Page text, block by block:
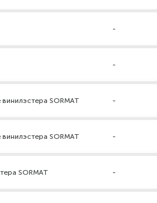
-
-
SORMAT -
SORMAT -
SORMAT -